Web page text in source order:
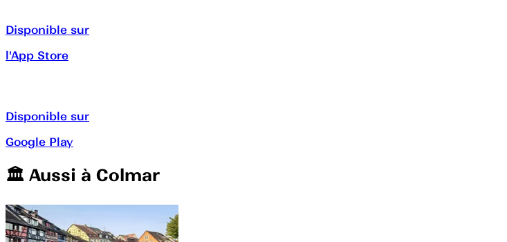
Disponible sur
l'App Store
Disponible sur
Google Play
🏛️️ Aussi à Colmar